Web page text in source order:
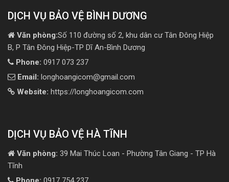
DỊCH VỤ BẢO VỆ BÌNH DƯƠNG
Văn phòng:Số 110 đường số 2, khu dân cư Tân Đông Hiệp
B, P Tân Đông Hiệp-TP Dĩ An-Bình Dương
Phone: 0917 073 237
Email: longhoangicom@gmail.com
Website: https://longhoangicom.com
DỊCH VỤ BẢO VỆ HÀ TĨNH
Văn phòng: 39 Mai Thúc Loan - Phường Tân Giang - TP Hà
Tĩnh